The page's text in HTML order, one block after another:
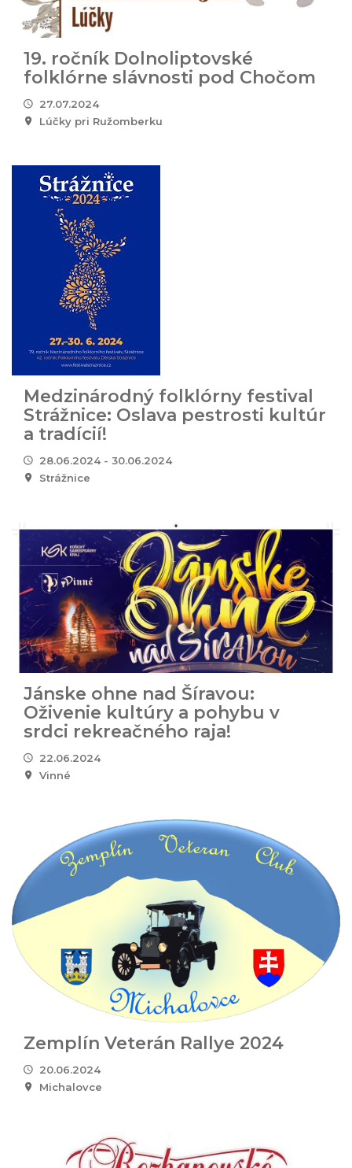
19. ročník Dolnoliptovské
folklórne slávnosti pod Chočom
27.07.2024
Lúčky pri Ružomberku
Medzinárodný folklórny festival
Strážnice: Oslava pestrosti kultúr
a tradícií!
28.06.2024 - 30.06.2024
Strážnice
Jánske ohne nad Šíravou:
Oživenie kultúry a pohybu v
srdci rekreačného raja!
22.06.2024
Vinné
Zemplín Veterán Rallye 2024
20.06.2024
Michalovce